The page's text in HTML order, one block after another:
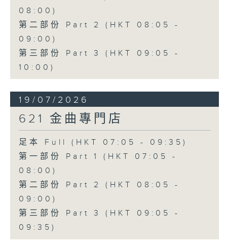
08:00)
第二部份 Part 2 (HKT 08:05 -
09:00)
第三部份 Part 3 (HKT 09:05 -
10:00)
19/07/2026
621 金曲專門店
足本 Full (HKT 07:05 - 09:35)
第一部份 Part 1 (HKT 07:05 -
08:00)
第二部份 Part 2 (HKT 08:05 -
09:00)
第三部份 Part 3 (HKT 09:05 -
09:35)